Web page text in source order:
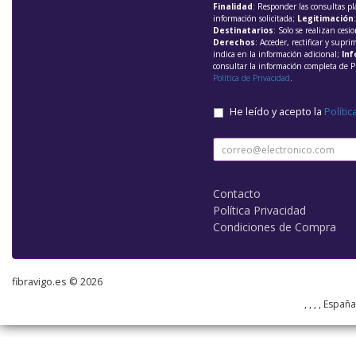
Finalidad: Responder las consultas
información solicitada; Legitimación
Destinatarios: Solo se realizan
Derechos: Acceder, rectificar y
indica en la información adicional;
consultar la información completa de
Política de Privacidad.
He leído y acepto la
Contacto
Política Privacidad
Condiciones de Compra
fibravigo.es © 2026
, , , ,